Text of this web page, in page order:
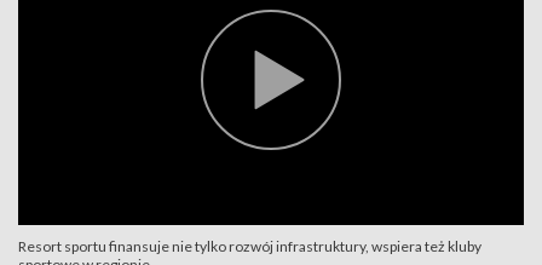
Resort sportu finansuje nie tylko rozwój infrastruktury, wspiera też kluby